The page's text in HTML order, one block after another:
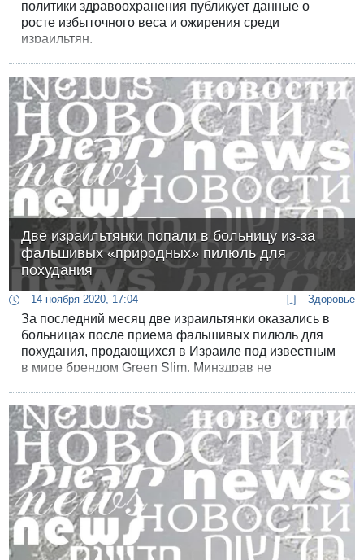
политики здравоохранения публикует данные о
росте избыточного веса и ожирения среди
израильтян.
Две израильтянки попали в больницу из-за
фальшивых «природных» пилюль для
похудания
14 ноября 2020, 17:04 Здоровье
За последний месяц две израильтянки оказались в
больницах после приема фальшивых пилюль для
похудания, продающихся в Израиле под известным
в мире брендом Green Slim. Минздрав не
13».